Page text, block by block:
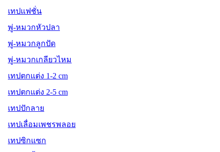
เทปแฟชั่น
พู่-หมวกหัวปลา
พู่-หมวกลูกปัด
พู่-หมวกเกลียวไหม
เทปตกแต่ง 1-2 cm
เทปตกแต่ง 2-5 cm
เทปปักลาย
เทปเลื่อมเพชรพลอย
เทปซิกแซก